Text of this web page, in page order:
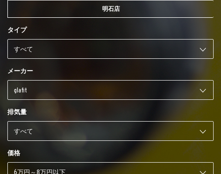
明石店
タイプ
メーカー
排気量
価格